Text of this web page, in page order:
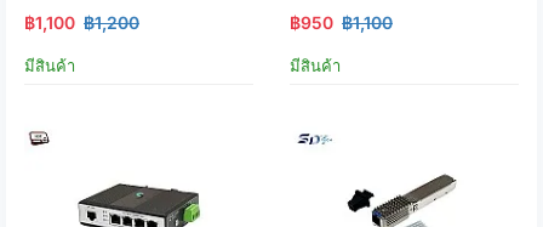
฿1,100 ฿1,200
มีสินค้า
฿950 ฿1,100
มีสินค้า